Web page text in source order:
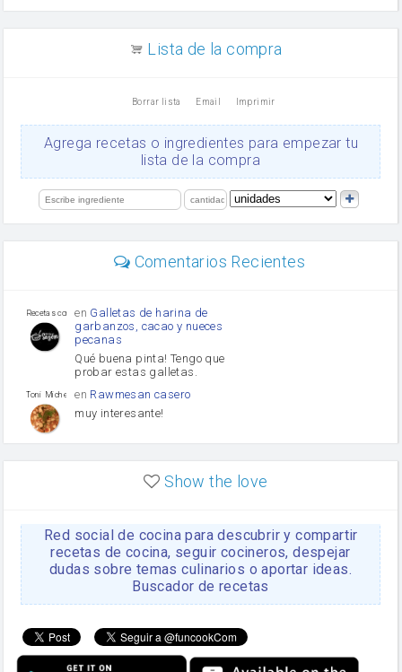
arroz
Ajos
salsa de soja
limón
Lista de la compra
Borrar lista Email Imprimir
Agrega recetas o ingredientes para empezar tu
lista de la compra
Comentarios Recientes
Recetas con sazon
en Galletas de harina de
garbanzos, cacao y nueces
pecanas
Qué buena pinta! Tengo que
probar estas galletas.
Toni Michel Caubet
en Rawmesan casero
muy interesante!
enLasaña casera fácil y
HOJALDROSA TV
enGachas de la abuela
Rosa
https://youtu.be/Mz69gcVO3sI
Rosa enReceta Del Bizcocho
Disculpa. En la foto aparece
el bizcocho de xoco y en el
apartado de los ingredientes
Show the love
Red social de cocina para descubrir y compartir
recetas de cocina, seguir cocineros, despejar
dudas sobre temas culinarios o aportar ideas.
Buscador de recetas